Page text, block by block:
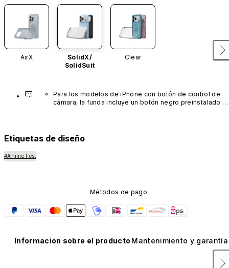
AirX
SolidX/
SolidSuit
Clear
Para los modelos de iPhone con botón de control de
cámara, la funda incluye un botón negro preinstalado
Etiquetas de diseño
#Anime Fest
Métodos de pago
Información sobre el producto Mantenimiento y garantía